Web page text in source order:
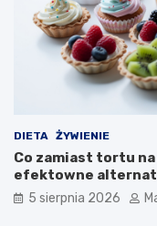
DIETA ŻYWIENIE
Co zamiast tortu
efektowne
5 sierpnia 2026